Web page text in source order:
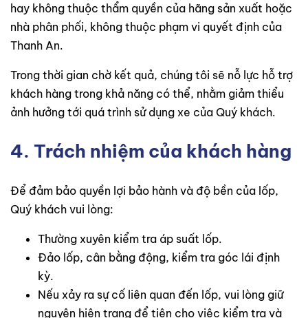
hay không thuộc thẩm quyền của hãng sản xuất hoặc
nhà phân phối, không thuộc phạm vi quyết định của
Thanh An.
Trong thời gian chờ kết quả, chúng tôi sẽ nỗ lực hỗ trợ
khách hàng trong khả năng có thể, nhằm giảm thiểu
ảnh hưởng tới quá trình sử dụng xe của Quý khách.
4. Trách nhiệm của khách hàng
Để đảm bảo quyền lợi bảo hành và độ bền của lốp,
Quý khách vui lòng:
Thường xuyên kiểm tra áp suất lốp.
Đảo lốp, cân bằng động, kiểm tra góc lái định
kỳ.
Nếu xảy ra sự cố liên quan đến lốp, vui lòng giữ
nguyên hiện trạng để tiện cho việc kiểm tra và